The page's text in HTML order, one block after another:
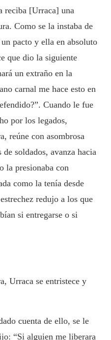
[Urraca] una
Como se la instaba de
pacto y ella en absoluto
que dio la siguiente
un extraño en la
carnal me hace esto en
Cuando le fue
por los legados,
reúne con asombrosa
soldados, avanza hacia
la presionaba con
como la tenía desde
redujo a los que
si entregarse o si
Urraca se entristece y
cuenta de ello, se le
“Si alguien me liberara